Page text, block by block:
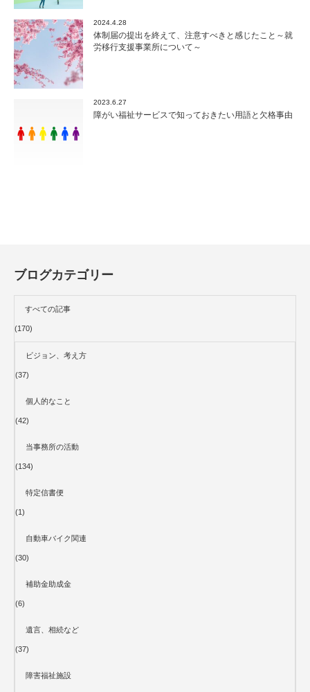
2024.4.28
体制届の提出を終えて、注意すべきと感じたこと～就
労移行支援事業所について～
2023.6.27
障がい福祉サービスで知っておきたい用語と欠格事由
ブログカテゴリー
すべての記事
(170)
ビジョン、考え方
(37)
個人的なこと
(42)
当事務所の活動
(134)
特定信書便
(1)
自動車バイク関連
(30)
補助金助成金
(6)
遺言、相続など
(37)
障害福祉施設